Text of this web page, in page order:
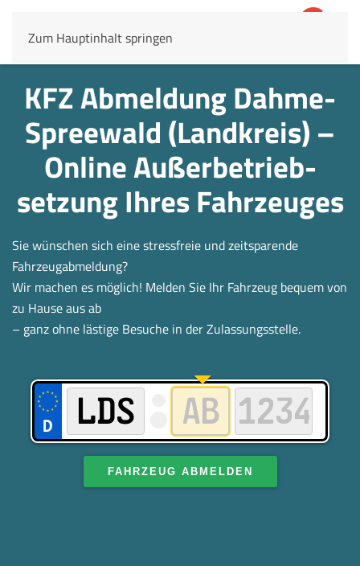
Zum Hauptinhalt springen
KFZ Abmeldung Dahme-
Spreewald (Landkreis) –
Online Außerbetrieb­
setzung Ihres Fahrzeuges
Sie wünschen sich eine stressfreie und zeitsparende
Fahrzeugabmeldung?
Wir machen es möglich! Melden Sie Ihr Fahrzeug bequem von
zu Hause aus ab
– ganz ohne lästige Besuche in der Zulassungsstelle.
FAHRZEUG ABMELDEN